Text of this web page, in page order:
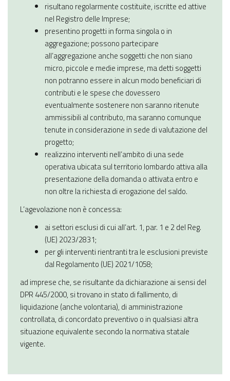
risultano regolarmente costituite, iscritte ed attive
nel Registro delle Imprese;
presentino progetti in forma singola o in
aggregazione; possono partecipare
all’aggregazione anche soggetti che non siano
micro, piccole e medie imprese, ma detti soggetti
non potranno essere in alcun modo beneficiari di
contributi e le spese che dovessero
eventualmente sostenere non saranno ritenute
ammissibili al contributo, ma saranno comunque
tenute in considerazione in sede di valutazione del
progetto;
realizzino interventi nell’ambito di una sede
operativa ubicata sul territorio lombardo attiva alla
presentazione della domanda o attivata entro e
non oltre la richiesta di erogazione del saldo.
L’agevolazione non è concessa:
ai settori esclusi di cui all’art. 1, par. 1 e 2 del Reg.
(UE) 2023/2831;
per gli interventi rientranti tra le esclusioni previste
dal Regolamento (UE) 2021/1058;
ad imprese che, se risultante da dichiarazione ai sensi del
DPR 445/2000, si trovano in stato di fallimento, di
liquidazione (anche volontaria), di amministrazione
controllata, di concordato preventivo o in qualsiasi altra
situazione equivalente secondo la normativa statale
vigente.